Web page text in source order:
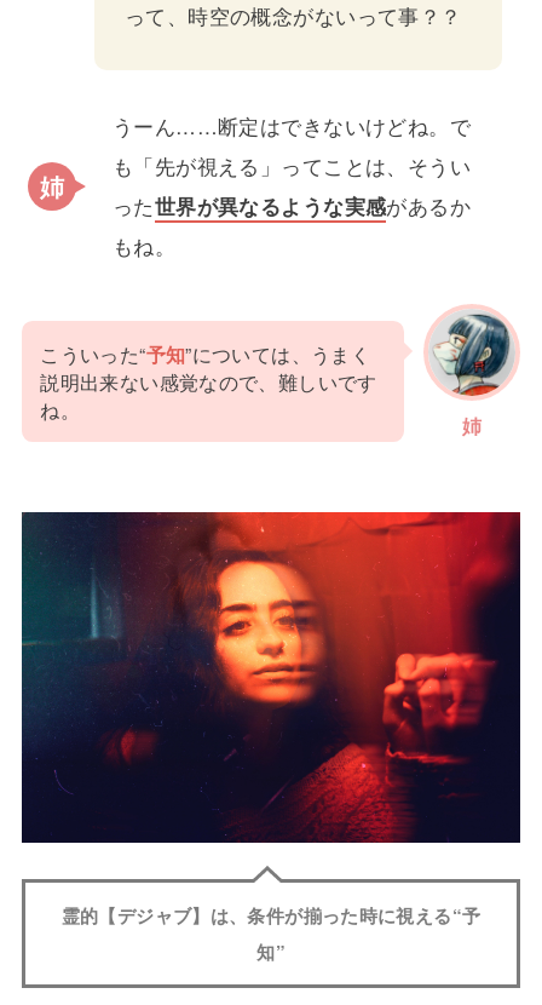
って、時空の概念がないって事？？
うーん……断定はできないけどね。で
も「先が視える」ってことは、そうい
った世界が異なるような実感があるか
もね。
姉
こういった“予知”については、うまく
説明出来ない感覚なので、難しいです
ね。
霊的【デジャブ】は、条件が揃った時に視える“予
知”